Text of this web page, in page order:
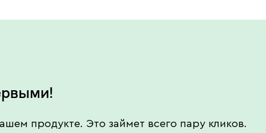
продукте. Это займет всего пару кликов.